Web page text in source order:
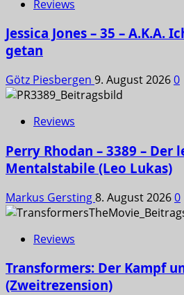
Reviews
Jessica Jones – 35 – A.K.A.
getan
Götz Piesbergen 9. August 20260
Reviews
Perry Rhodan – 3389 – Der
Mentalstabile (Leo Lukas)
Markus Gersting8. August 20260
Reviews
Transformers: Der Kampf
(Zweitrezension)